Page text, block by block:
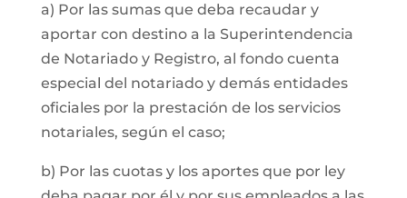
a) Por las sumas que deba recaudar y
aportar con destino a la Superintendencia
de Notariado y Registro, al fondo cuenta
especial del notariado y demás entidades
oficiales por la prestación de los servicios
notariales, según el caso;
b) Por las cuotas y los aportes que por ley